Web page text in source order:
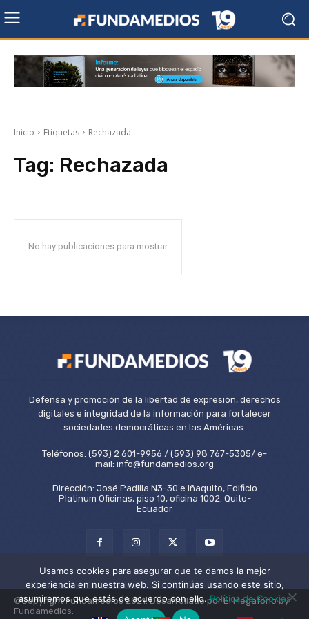
Inicio Etiquetas Rechazada
Tag: Rechazada
No hay publicaciones para mostrar
Defensa y promoción de la libertad de expresión, derechos
digitales e integridad de la información para fortalecer
sociedades democráticas en las Américas.
Teléfonos: (593) 2 601-9956 / (593) 98 767-5305/ e-
mail: info@fundamedios.org
Dirección: José Padilla N3-30 e Iñaquito, Edificio
Platinum Oficinas, piso 10, oficina 1002. Quito-
Ecuador
©Copyright Fundamedios 2021. Desarrollado por El Megáfono by
Fundamedios.
Usamos cookies para asegurar que te damos la mejor
experiencia en nuestra web. Si continúas usando este sitio,
asumiremos que estás de acuerdo con ello.Política de Cookies